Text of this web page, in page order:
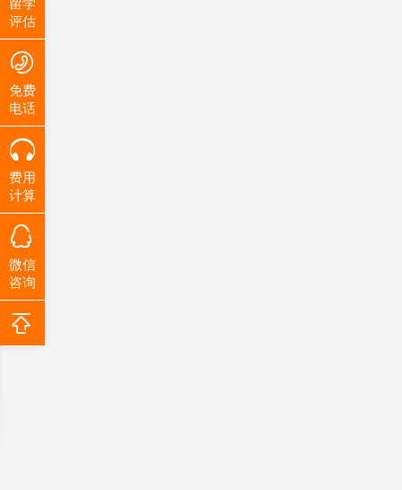
评估
免费
电话
费用
计算
微信
咨询